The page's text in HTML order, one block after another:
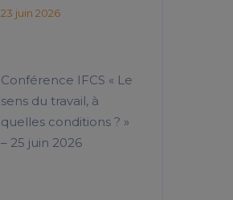
23 juin 2026
Conférence IFCS « Le
sens du travail, à
quelles conditions ? »
– 25 juin 2026